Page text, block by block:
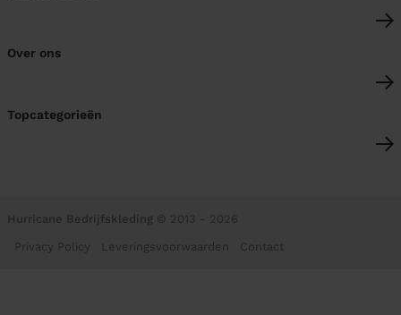
Over ons
Topcategorieën
Hurricane Bedrijfskleding © 2013 - 2026
Privacy Policy Leveringsvoorwaarden Contact